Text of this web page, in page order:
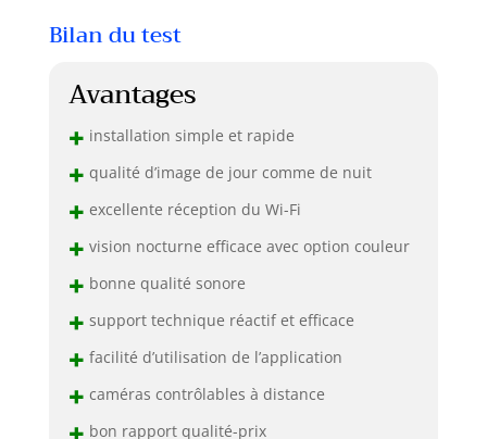
【Stockage
HDD/SD/Cloud &
Service Client
système de
caméras de
sécurité WiFi
sur carte SD et sur
le cloud. Un disque
inclus dans le
moniteur : lorsque
Bilan du test
Avantages
+ installation simple et rapide
+ qualité d’image de jour comme de nuit
+ excellente réception du Wi-Fi
+ vision nocturne efficace avec option couleur
+ bonne qualité sonore
+ support technique réactif et efficace
+ facilité d’utilisation de l’application
+ caméras contrôlables à distance
bon rapport qualité-prix